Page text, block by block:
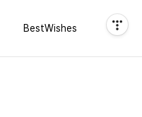
BestWishes